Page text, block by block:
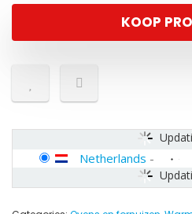
KOOP
Netherlands -